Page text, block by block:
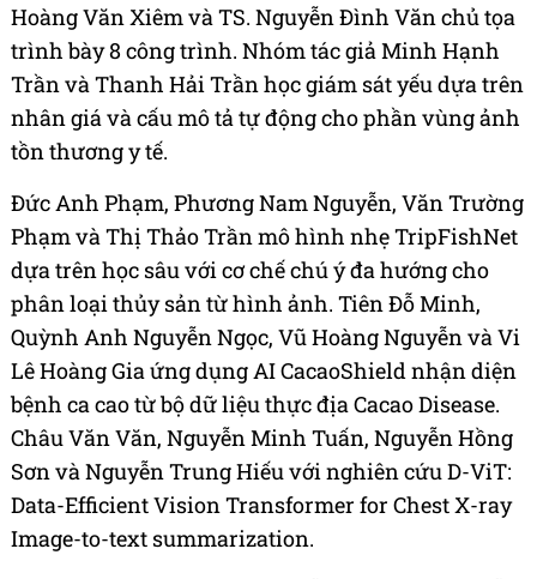
Hoàng Văn Xiêm và TS. Nguyễn Đình Văn chủ tọa
trình bày 8 công trình. Nhóm tác giả Minh Hạnh
Trần và Thanh Hải Trần học giám sát yếu dựa trên
nhân giá và cấu mô tả tự động cho phần vùng ảnh
tồn thương y tế.
Đức Anh Phạm, Phương Nam Nguyễn, Văn Trường
Phạm và Thị Thảo Trần mô hình nhẹ TripFishNet
dựa trên học sâu với cơ chế chú ý đa hướng cho
phân loại thủy sản từ hình ảnh. Tiên Đỗ Minh,
Quỳnh Anh Nguyễn Ngọc, Vũ Hoàng Nguyễn và Vi
Lê Hoàng Gia ứng dụng AI CacaoShield nhận diện
bệnh ca cao từ bộ dữ liệu thực địa Cacao Disease.
Châu Văn Văn, Nguyễn Minh Tuấn, Nguyễn Hồng
Sơn và Nguyễn Trung Hiếu với nghiên cứu D-ViT:
Data-Efficient Vision Transformer for Chest X-ray
Image-to-text summarization.